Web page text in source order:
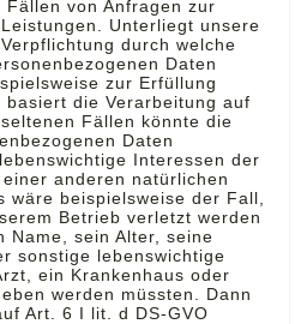
von Anfragen zur
Unterliegt unsere
durch welche
Daten
zur Erfüllung
die Verarbeitung auf
Fällen könnte die
Daten
Interessen der
anderen natürlichen
wäre beispielsweise der Fall,
Betrieb verletzt werden
Name, sein Alter, seine
sonstige lebenswichtige
ein Krankenhaus oder
werden müssten. Dann
Art. 6 I lit. d DS-GVO